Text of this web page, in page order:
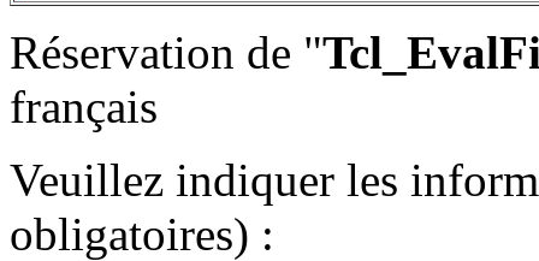
Réservation de "
français
Veuillez indiquer les
obligatoires) :